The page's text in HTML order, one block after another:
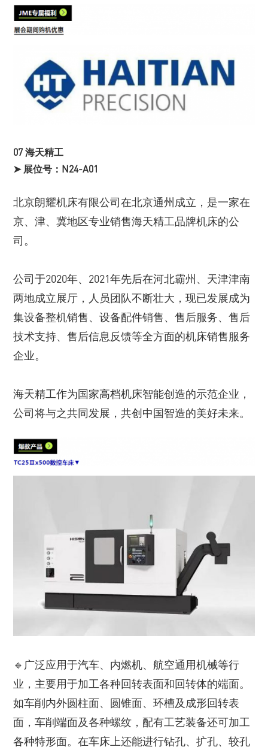
07 海天精工
➤ 展位号：N24-A01
北京朗耀机床有限公司在北京通州成立，是一家在
京、津、冀地区专业销售海天精工品牌机床的公
司。
公司于2020年、2021年先后在河北霸州、天津津南
两地成立展厅，人员团队不断壮大，现已发展成为
集设备整机销售、设备配件销售、售后服务、售后
技术支持、售后信息反馈等全方面的机床销售服务
企业。
海天精工作为国家高档机床智能创造的示范企业，
公司将与之共同发展，共创中国智造的美好未来。
🔹广泛应用于汽车、内燃机、航空通用机械等行
业，主要用于加工各种回转表面和回转体的端面。
如车削内外圆柱面、圆锥面、环槽及成形回转表
面，车削端面及各种螺纹，配有工艺装备还可加工
各种特形面。在车床上还能进行钻孔、扩孔、较孔